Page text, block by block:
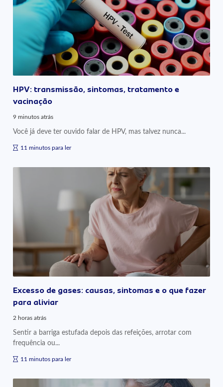
HPV: transmissão, sintomas, tratamento e
vacinação
9 minutos atrás
Você já deve ter ouvido falar de HPV, mas talvez nunca...
11 minutos para ler
Excesso de gases: causas, sintomas e o que fazer
para aliviar
2 horas atrás
Sentir a barriga estufada depois das refeições, arrotar com
frequência ou...
11 minutos para ler